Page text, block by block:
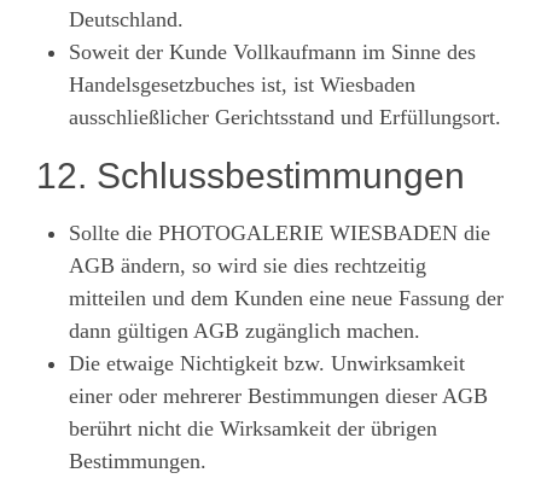
Deutschland.
Soweit der Kunde Vollkaufmann im Sinne des
Handelsgesetzbuches ist, ist Wiesbaden
ausschließlicher Gerichtsstand und Erfüllungsort.
12. Schlussbestimmungen
Sollte die PHOTOGALERIE WIESBADEN die
AGB ändern, so wird sie dies rechtzeitig
mitteilen und dem Kunden eine neue Fassung der
dann gültigen AGB zugänglich machen.
Die etwaige Nichtigkeit bzw. Unwirksamkeit
einer oder mehrerer Bestimmungen dieser AGB
berührt nicht die Wirksamkeit der übrigen
Bestimmungen.